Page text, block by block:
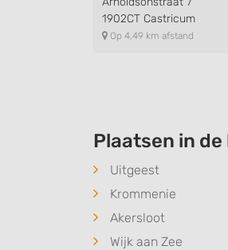
1902CT Castricum
Op 4,49 km afstand
Plaatsen in
Uitgeest
Krommenie
Akersloot
Wijk aan Zee